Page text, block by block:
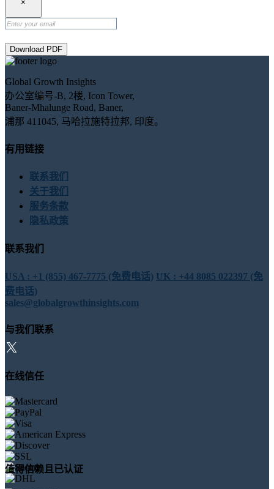
×
Download PDF
Global Growth Insights
办公室编号-B, 2楼, Icon Tower,
Baner-Mhalunge Road, Baner,
浦那 411045, 马哈拉施特拉邦, 印度。
有用链接
联系我们
关于我们
服务条款
隐私政策
联系我们
USA : +1 (855) 467-7775 (免费电话) UK : +44 8085 022397 (免
费电话)
sales@globalgrowthinsights.com
与我们联系
在线信任
值得信赖且已认证